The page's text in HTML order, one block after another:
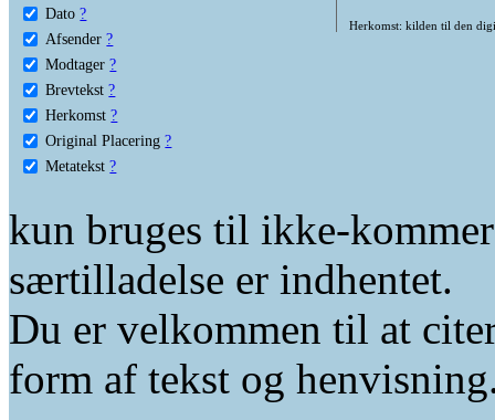
Dato ?
Afsender ?
Modtager ?
Brevtekst ?
Herkomst ?
Original Placering ?
Metatekst ?
Herkomst: kilden til den
kun bruges til ikke-
særtilladelse er indhentet.
Du er velkommen til at
form af tekst og